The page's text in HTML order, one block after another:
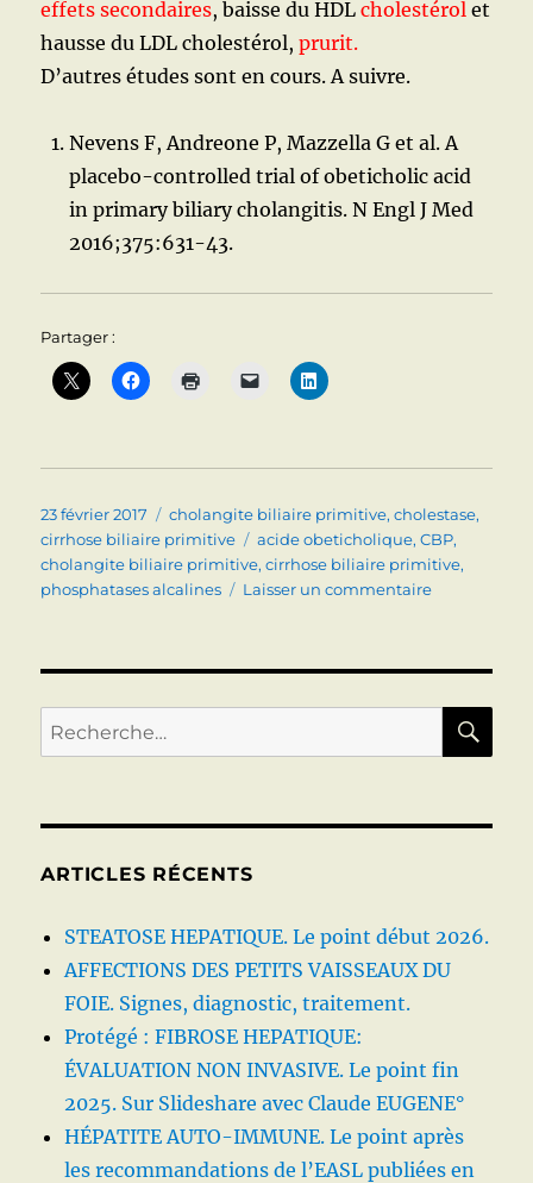
effets secondaires, baisse du HDLcholestérol et
hausse du LDL cholestérol,prurit.
D’autres études sont en cours. A suivre.
Nevens F, Andreone P, Mazzella G et al. A
placebo-controlled trial of obeticholic acid
in primary biliary cholangitis. N Engl J Med
2016;375:631-43.
Partager :
Publié
le
23 février 2017 Catégories
cholangite biliaire primitive,cholestase,
cirrhose biliaire primitive
Étiquettes
acide obeticholique,CBP,
cholangite biliaire primitive,cirrhose biliaire primitive,
phosphatases alcalines
Laisser un commentairesur
Acide
et
Recherche
pour :
ARTICLES RÉCENTS
STEATOSE HEPATIQUE. Le point début 2026.
AFFECTIONS DES PETITS VAISSEAUX DU
FOIE. Signes, diagnostic, traitement.
Protégé : FIBROSE HEPATIQUE:
ÉVALUATION NON INVASIVE. Le point fin
2025. Sur Slideshare avec Claude EUGENE°
HÉPATITE AUTO-IMMUNE. Le point après
les recommandations de l’EASL publiées en